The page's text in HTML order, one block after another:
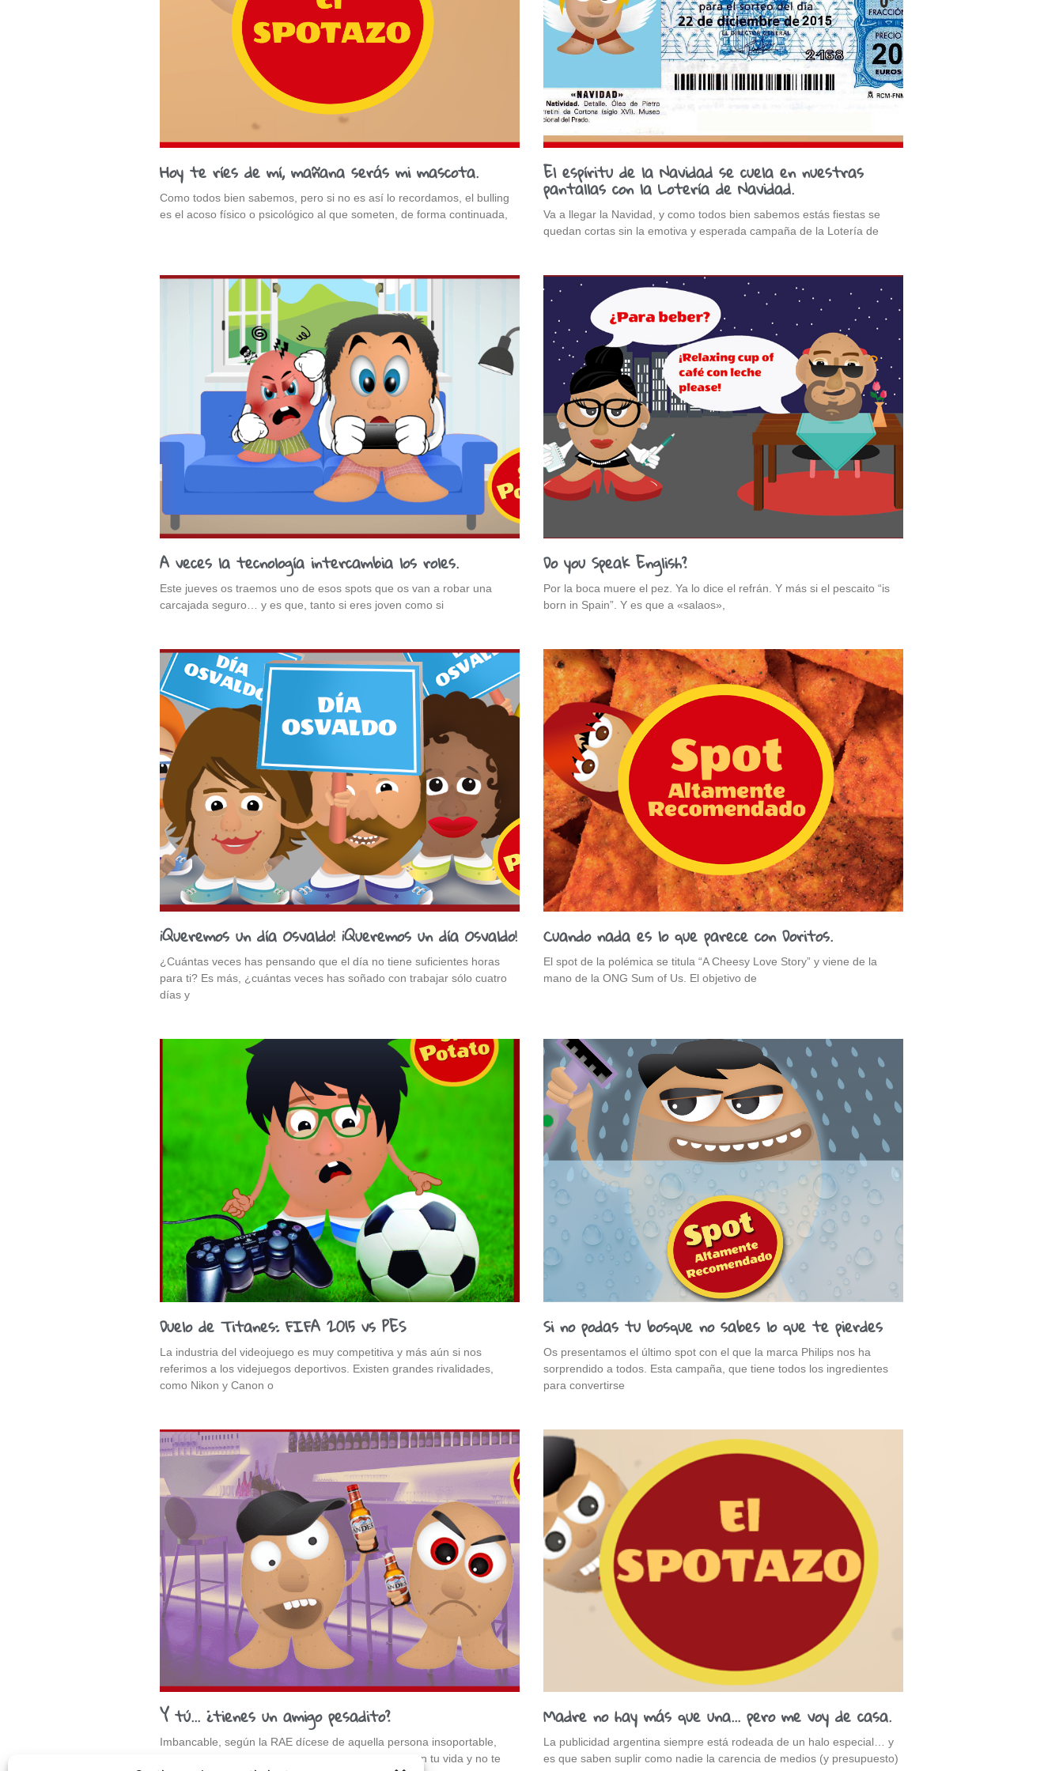
Hoy te ríes de mí, mañana serás mi mascota.
Como todos bien sabemos, pero si no es así lo recordamos, el bulling
es el acoso físico o psicológico al que someten, de forma continuada,
El espíritu de la Navidad se cuela en nuestras
pantallas con la Lotería de Navidad.
Va a llegar la Navidad, y como todos bien sabemos estás fiestas se
quedan cortas sin la emotiva y esperada campaña de la Lotería de
A veces la tecnología intercambia los roles.
Este jueves os traemos uno de esos spots que os van a robar una
carcajada seguro… y es que, tanto si eres joven como si
Do you Speak English?
Por la boca muere el pez. Ya lo dice el refrán. Y más si el pescaito “is
born in Spain”. Y es que a «salaos»,
¡Queremos un día Osvaldo! ¡Queremos un día Osvaldo!
¿Cuántas veces has pensando que el día no tiene suficientes horas
para ti? Es más, ¿cuántas veces has soñado con trabajar sólo cuatro
días y
Cuando nada es lo que parece con Doritos.
El spot de la polémica se titula “A Cheesy Love Story” y viene de la
mano de la ONG Sum of Us. El objetivo de
Duelo de Titanes: FIFA 2015 vs PES
La industria del videojuego es muy competitiva y más aún si nos
referimos a los videjuegos deportivos. Existen grandes rivalidades,
como Nikon y Canon o
Si no podas tu bosque no sabes lo que te pierdes
Os presentamos el último spot con el que la marca Philips nos ha
sorprendido a todos. Esta campaña, que tiene todos los ingredientes
para convertirse
Y tú… ¿tienes un amigo pesadito?
Imbancable, según la RAE dícese de aquella persona insoportable,
molesta, intolerable… ¿Qué? ¿Has puesto alguno en tu vida y no te
Madre no hay más que una… pero me voy de casa.
La publicidad argentina siempre está rodeada de un halo especial… y
es que saben suplir como nadie la carencia de medios (y presupuesto)